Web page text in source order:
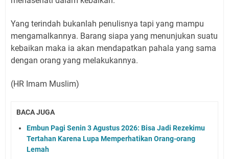
Yang terindah bukanlah penulisnya tapi yang mampu
mengamalkannya. Barang siapa yang menunjukan suatu
kebaikan maka ia akan mendapatkan pahala yang sama
dengan orang yang melakukannya.
(HR Imam Muslim)
BACA JUGA
Embun Pagi Senin 3 Agustus 2026: Bisa Jadi Rezekimu
Tertahan Karena Lupa Memperhatikan Orang-orang
Lemah